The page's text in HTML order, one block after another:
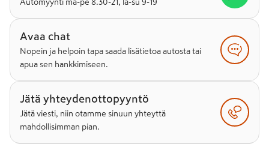
Automyynti ma-pe 8.30-21, la-su 9-19
Avaa chat
Nopein ja helpoin tapa saada lisätietoa autosta tai
apua sen hankkimiseen.
Jätä yhteydenottopyyntö
Jätä viesti, niin otamme sinuun yhteyttä
mahdollisimman pian.